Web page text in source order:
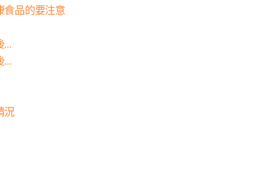
食品的要注意
...
...
況